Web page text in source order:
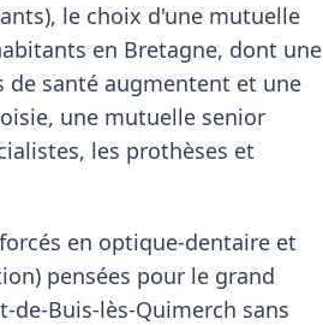
le choix d'une mutuelle
en Bretagne, dont une
de santé augmentent et une
une mutuelle senior
les prothèses et
en optique-dentaire et
pensées pour le grand
de-Buis-lès-Quimerch sans